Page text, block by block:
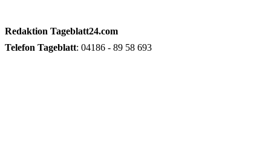
Redaktion Tageblatt24.com
Telefon Tageblatt: 04186 - 89 58 693